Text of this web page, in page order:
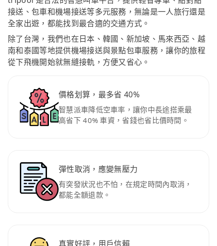
接送、包車和機場接送等多元服務，無論是一人旅行還是
全家出遊，都能找到最合適的交通方式。
除了台灣，我們也在日本、韓國、新加坡、馬來西亞、越
南和泰國等地提供機場接送與景點包車服務，讓你的旅程
從下飛機開始就無縫接軌，方便又省心。
價格划算，最多省 40%
智慧派車降低空車率，讓你中長途搭乘最
高省下 40% 車資，省錢也省比價時間。
彈性取消，應變無壓力
有突發狀況也不怕，在規定時間內取消，
都能全額退款。
真實好評，用戶信賴